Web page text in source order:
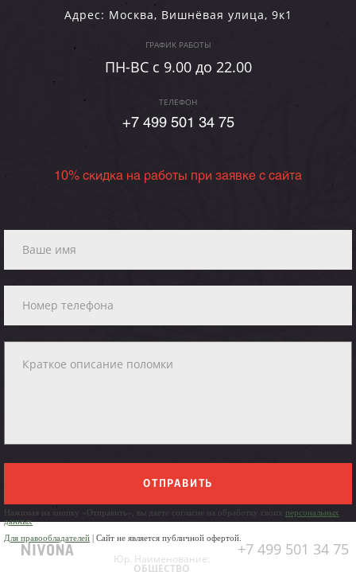
Адрес: Москва, Вишнёвая улица, 9к1
ГРАФИК РАБОТЫ
ПН-ВC c 9.00 до 22.00
ТЕЛЕФОН
+7 499 501 34 75
10% скидка на работы при заявке с сайта
ОТПРАВИТЬ
Нажимая на кнопку «Отправить», вы даете согласие на обработку своих персональных
данных
Для правообладателей | Сайт не является публичной офертой.
+7 499 501 34 75
Юр. Наименование:
ОБЩЕСТВО